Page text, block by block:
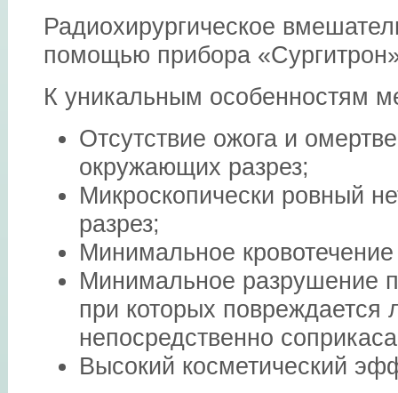
Радиохирургическое
помощью прибора
К уникальным особенностям
Отсутствие ожога и
окружающих разрез;
Микроскопически ровный
разрез;
Минимальное
Минимальное разрушение
при которых повреждается
непосредственно
Высокий косметический